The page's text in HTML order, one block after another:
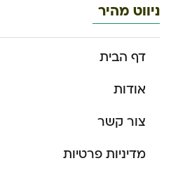
ניווט מהיר
דף הבית
אודות
צור קשר
מדיניות פרטיות